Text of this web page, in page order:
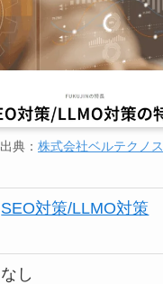
出典： 株式会社ベルテクノス
SEO対策/LLMO対策
なし